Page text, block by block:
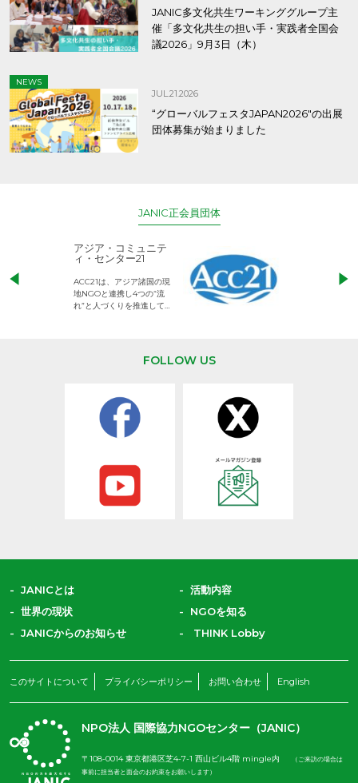
JANIC多文化共生ワーキンググループ主
催「多文化共生の担い手・実践者全国会
議2026」9月3日（木）
NEWS
JUL.21.2026
“グローバルフェスタJAPAN2026″の出展
団体募集が始まりました
JANIC正会員団体
アジア・コミュニテ
ィ・センター21
ACC21は、アジア諸国の現
地NGOと連携し4つの“流
れ”と人づくりを推進してい
児童労働のない
権利が守られた
FOLLOW US
JANICとは
活動内容
世界の現状
NGOを知る
JANICからのお知らせ
THINK Lobby
このサイトについて プライバシーポリシー お問い合わせ English
NPO法人 国際協力NGOセンター（JANIC）
〒108-0014 東京都港区芝4-7-1 西山ビル4階 mingle内
（ご来訪の場合は
事前に担当者と面会のお約束をお願いします）